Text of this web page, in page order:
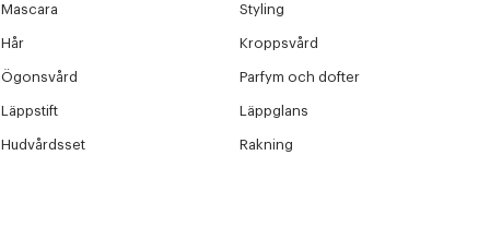
Mascara Styling
Hår Kroppsvård
Ögonsvård Parfym och dofter
Läppstift Läppglans
Hudvårdsset Rakning